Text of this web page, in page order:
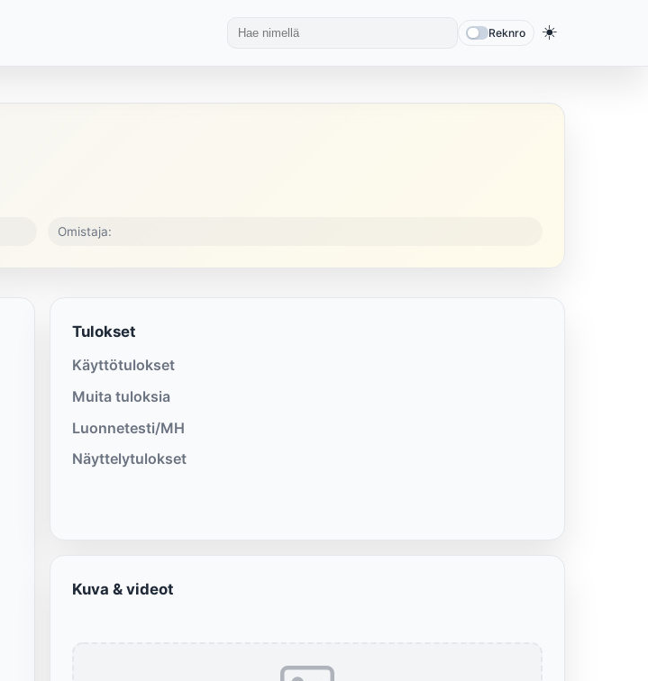
Reknro ☀️
Omistaja:
Tulokset
Käyttötulokset
Muita tuloksia
Luonnetesti/MH
Näyttelytulokset
Kuva & videot